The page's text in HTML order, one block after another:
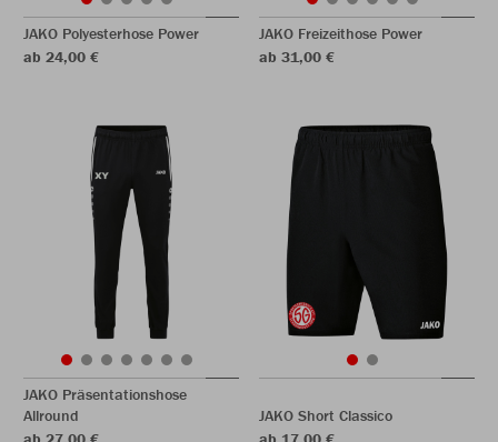
JAKO Polyesterhose Power
ab 24,00 €
JAKO Freizeithose Power
ab 31,00 €
JAKO Präsentationshose
Allround
JAKO Short Classico